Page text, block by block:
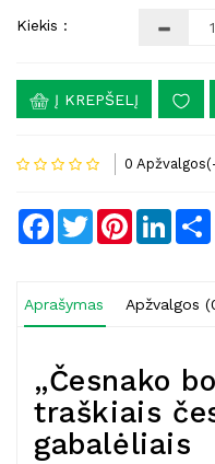
Kiekis :
Į KREPŠELĮ
0
Facebook
TwitterPinterest
Aprašymas Apžvalgos
„Česnako
traškiais
gabalėliais